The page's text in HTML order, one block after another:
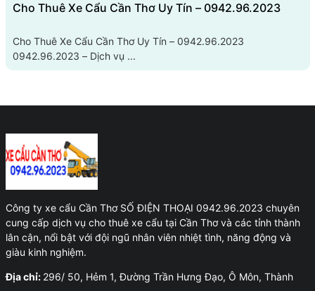
Cho Thuê Xe Cẩu Cần Thơ Uy Tín – 0942.96.2023
Cho Thuê Xe Cẩu Cần Thơ Uy Tín – 0942.96.2023
0942.96.2023 – Dịch vụ ...
Công ty xe cẩu Cần Thơ SỐ ĐIỆN THOẠI 0942.96.2023 chuyên
cung cấp dịch vụ cho thuê xe cẩu tại Cần Thơ và các tỉnh thành
lân cận, nổi bật với đội ngũ nhân viên nhiệt tình, năng động và
giàu kinh nghiệm.
Địa chỉ: 296/ 50, Hẻm 1, Đường Trần Hưng Đạo, Ô Môn, Thành